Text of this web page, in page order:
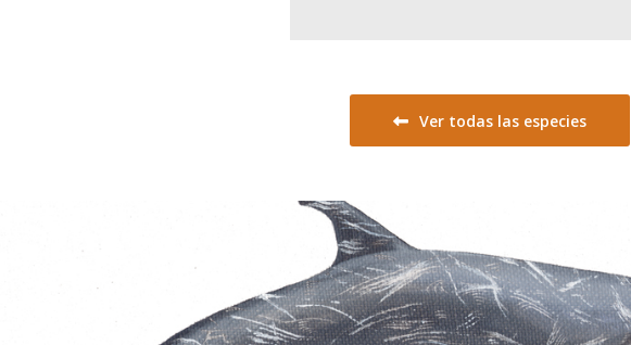
Ver todas las especies